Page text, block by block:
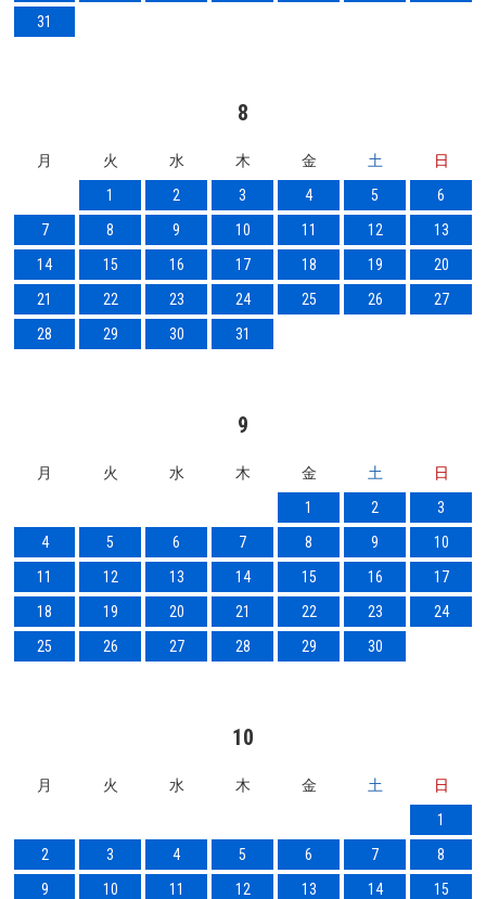
31
8
月 火 水 木 金 土
日
1
2 3 4 5
6
7
8 9 10 11 12
13
14
15 16 17 18 19
20
21
22 23 24 25 26
27
28
29 30 31
9
月 火 水 木 金 土
日
1
2
3
4
5 6 7 8 9
10
11
12 13 14 15 16
17
18
19 20 21 22 23
24
25
26 27 28 29 30
10
月 火 水 木 金 土
日
1
2
3 4 5 6 7
8
9
10 11 12 13 14
15